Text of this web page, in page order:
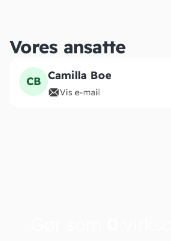
Vores ansatte
CB Camilla Boe
Vis e-mail